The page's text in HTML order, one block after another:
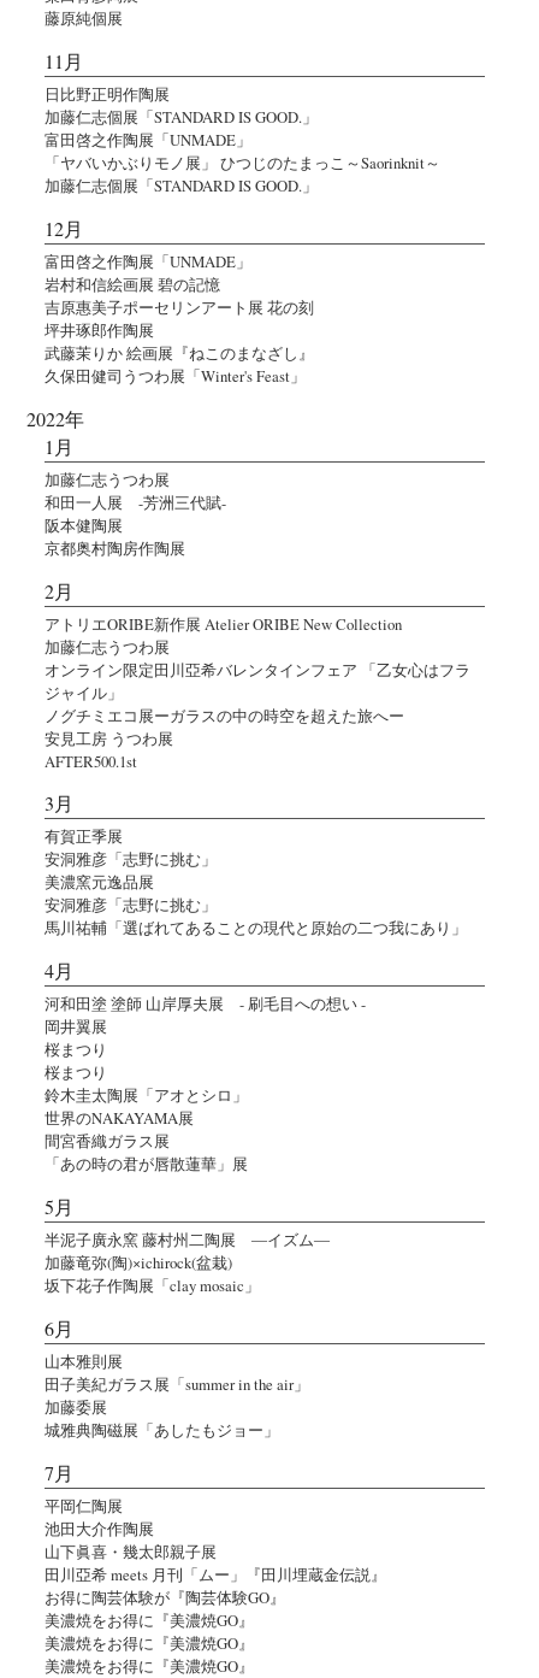
藤原純個展
11月
日比野正明作陶展
加藤仁志個展「STANDARD IS GOOD.」
富田啓之作陶展「UNMADE」
「ヤバいかぶりモノ展」 ひつじのたまっこ～Saorinknit～
加藤仁志個展「STANDARD IS GOOD.」
12月
富田啓之作陶展「UNMADE」
岩村和信絵画展 碧の記憶
吉原惠美子ポーセリンアート展 花の刻
坪井琢郎作陶展
武藤茉りか 絵画展『ねこのまなざし』
久保田健司うつわ展「Winter's Feast」
2022年
1月
加藤仁志うつわ展
和田一人展 -芳洲三代賦-
阪本健陶展
京都奥村陶房作陶展
2月
アトリエORIBE新作展 Atelier ORIBE New Collection
加藤仁志うつわ展
オンライン限定田川亞希バレンタインフェア 「乙女心はフラ
ジャイル」
ノグチミエコ展ーガラスの中の時空を超えた旅へー
安見工房 うつわ展
AFTER500.1st
3月
有賀正季展
安洞雅彦「志野に挑む」
美濃窯元逸品展
安洞雅彦「志野に挑む」
馬川祐輔「選ばれてあることの現代と原始の二つ我にあり」
4月
河和田塗 塗師 山岸厚夫展 - 刷毛目への想い -
岡井翼展
桜まつり
桜まつり
鈴木圭太陶展「アオとシロ」
世界のNAKAYAMA展
間宮香織ガラス展
「あの時の君が唇散蓮華」展
5月
半泥子廣永窯 藤村州二陶展 ―イズム―
加藤竜弥(陶)×ichirock(盆栽)
坂下花子作陶展「clay mosaic」
6月
山本雅則展
田子美紀ガラス展「summer in the air」
加藤委展
城雅典陶磁展「あしたもジョー」
7月
平岡仁陶展
池田大介作陶展
山下眞喜・幾太郎親子展
田川亞希 meets 月刊「ムー」『田川埋蔵金伝説』
お得に陶芸体験が『陶芸体験GO』
美濃焼をお得に『美濃焼GO』
美濃焼をお得に『美濃焼GO』
美濃焼をお得に『美濃焼GO』